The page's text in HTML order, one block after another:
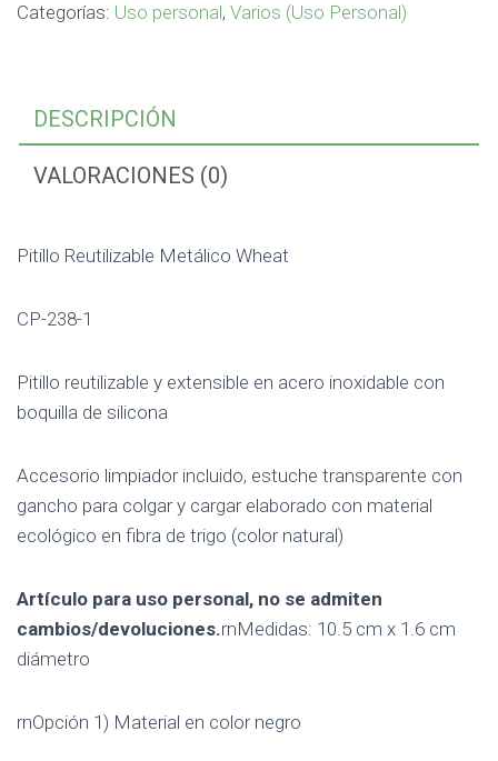
Categorías: Uso personal, Varios (Uso Personal)
DESCRIPCIÓN
VALORACIONES (0)
Pitillo Reutilizable Metálico Wheat
CP-238-1
Pitillo reutilizable y extensible en acero inoxidable con
boquilla de silicona
Accesorio limpiador incluido, estuche transparente con
gancho para colgar y cargar elaborado con material
ecológico en fibra de trigo (color natural)
Artículo para uso personal, no se admiten
cambios/devoluciones.rnMedidas: 10.5 cm x 1.6 cm
diámetro
rnOpción 1) Material en color negro